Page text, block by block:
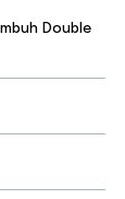
Double